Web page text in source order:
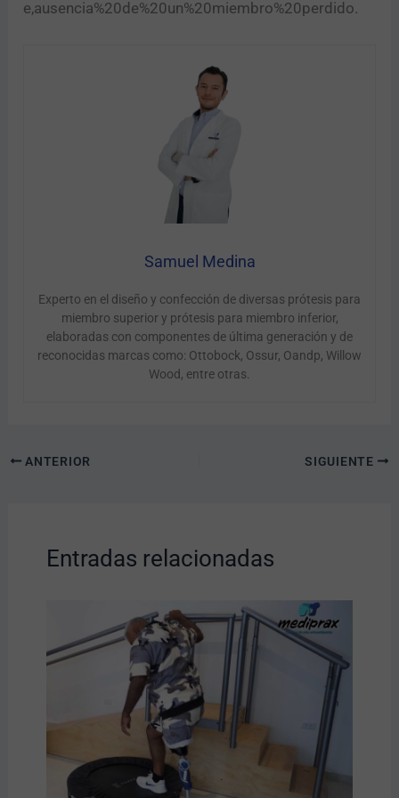
e,ausencia%20de%20un%20miembro%20perdido.
Samuel Medina
Experto en el diseño y confección de diversas prótesis para
miembro superior y prótesis para miembro inferior,
elaboradas con componentes de última generación y de
reconocidas marcas como: Ottobock, Ossur, Oandp, Willow
Wood, entre otras.
ANTERIOR SIGUIENTE
Entradas relacionadas